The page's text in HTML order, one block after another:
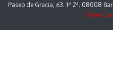
Paseo de Gracia, 63. 1º 2ª. 08008
Select